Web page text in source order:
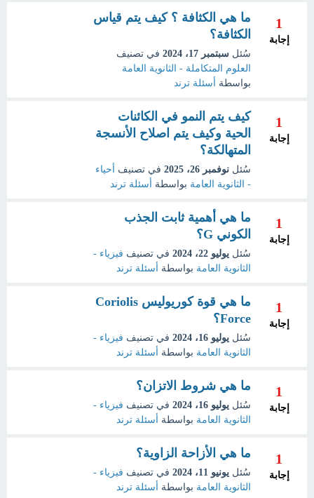
1
إجابة
ما هي الكثافة ؟ كيف يتم قياس
الكثافة؟
سُئل سبتمبر 17، 2024
في تصنيف
العلوم المتكاملة - الثانوية العامة
بواسطة
أسئلة ترند
1
إجابة
كيف يتم النمو في الكائنات
الحية وكيف يتم اصلاح الأنسجة
المتهالكة؟
سُئل نوفمبر 26، 2025 في تصنيف
أحياء
- الثانوية العامة بواسطة أسئلة ترند
1
إجابة
ما هي أهمية ثابت الجذب
الكوني G؟
سُئل يوليو 22، 2024 في تصنيف فيزياء -
الثانوية العامة بواسطة أسئلة ترند
1
إجابة
ما هي قوة كوريوليس Coriolis
Force؟
سُئل يوليو 16، 2024 في تصنيف فيزياء -
الثانوية العامة بواسطة أسئلة ترند
1
إجابة
ما هي شروط الاتزان؟
سُئل يوليو 16، 2024 في تصنيف فيزياء -
الثانوية العامة بواسطة أسئلة ترند
1
إجابة
ما هي الأزاحة الزاوية؟
سُئل يونيو 11، 2024 في تصنيف فيزياء -
الثانوية العامة بواسطة أسئلة ترند